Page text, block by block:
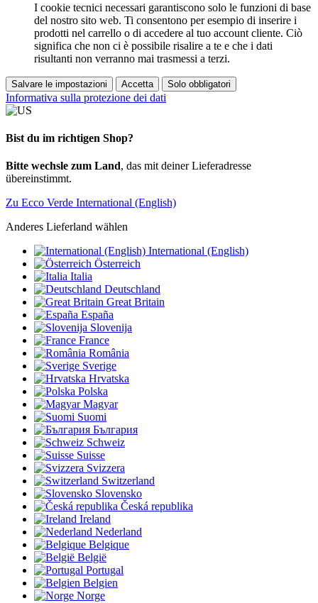
I cookie tecnici necessari garantiscono solo le funzioni di base
del nostro sito web. Ti consentono per esempio di inserire i
prodotti nel carrello o di accedere al tuo account cliente. Ciò
significa che non ci è possibile risalire a te e che i dati
risultanti non verranno mai trasmessi a terzi.
Salvare le impostazioni Accetta Solo obbligatori
Informativa sulla protezione dei dati
Bist du im richtigen Shop?
Bitte wechsle zum Land, das mit deiner Lieferadresse
übereinstimmt.
Zu Ecco Verde International (English)
Anderes Lieferland wählen
International (English)
Österreich
Italia
Deutschland
Great Britain
España
Slovenija
France
România
Sverige
Hrvatska
Polska
Magyar
Suomi
България
Schweiz
Suisse
Svizzera
Switzerland
Slovensko
Česká republika
Ireland
Nederland
Belgique
België
Portugal
Belgien
Norge